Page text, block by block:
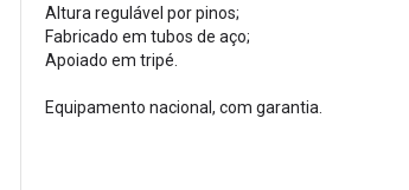
Altura regulável por pinos;
Fabricado em tubos de aço;
Apoiado em tripé.
Equipamento nacional, com garantia.